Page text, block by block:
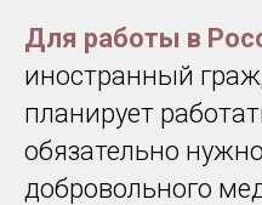
Для работы в
иностранный
планирует
обязательно
добровольного